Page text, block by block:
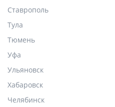
Ставрополь
Тула
Тюмень
Уфа
Ульяновск
Хабаровск
Челябинск